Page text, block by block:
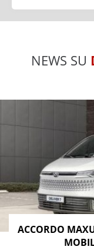
NEWS SU
ACCORDO